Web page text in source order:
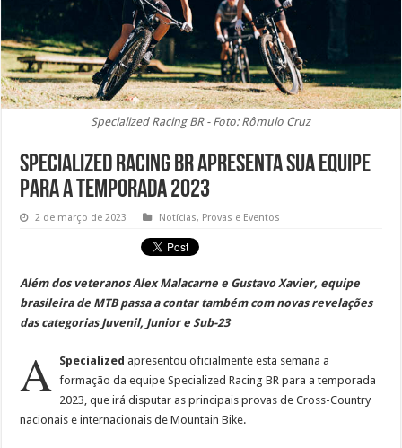
Specialized Racing BR - Foto: Rômulo Cruz
Specialized Racing BR apresenta sua equipe
para a temporada 2023
2 de março de 2023 Notícias, Provas e Eventos
Além dos veteranos Alex Malacarne e Gustavo Xavier, equipe
brasileira de MTB passa a contar também com novas revelações
das categorias Juvenil, Junior e Sub-23
A Specialized apresentou oficialmente esta semana a
formação da equipe Specialized Racing BR para a temporada
2023, que irá disputar as principais provas de Cross-Country
nacionais e internacionais de Mountain Bike.